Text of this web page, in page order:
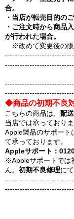
合。
・当店が転売目的の
・ご注文時から商品
が行われた場合。
※改めて変更後の販
◆商品の初期不良
こちらの商品は、 配
当店では承っておりま
Apple製品のサポート
て承っております。
Appleサポート：
※Appleサポートでは
ん。 初期不良修理に